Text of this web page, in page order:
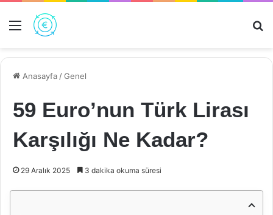
Menü
Anasayfa /Genel
59 Euro’nun Türk Lirası
Karşılığı Ne Kadar?
29 Aralık 2025 3 dakika okuma süresi